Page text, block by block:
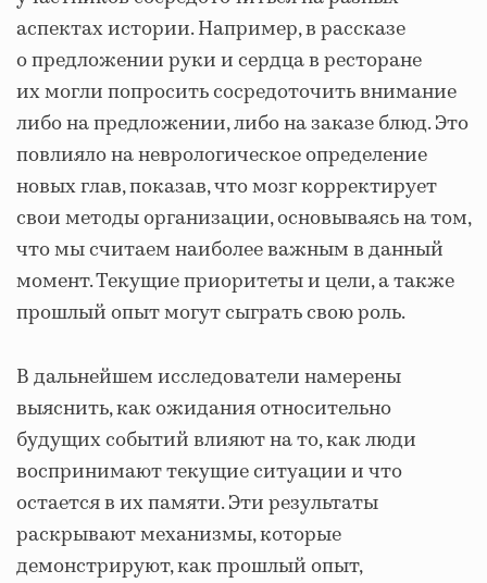
аспектах истории. Например, в рассказе
о предложении руки и сердца в ресторане
их могли попросить сосредоточить внимание
либо на предложении, либо на заказе блюд. Это
повлияло на неврологическое определение
новых глав, показав, что мозг корректирует
свои методы организации, основываясь на том,
что мы считаем наиболее важным в данный
момент. Текущие приоритеты и цели, а также
прошлый опыт могут сыграть свою роль.
В дальнейшем исследователи намерены
выяснить, как ожидания относительно
будущих событий влияют на то, как люди
воспринимают текущие ситуации и что
остается в их памяти. Эти результаты
раскрывают механизмы, которые
демонстрируют, как прошлый опыт,